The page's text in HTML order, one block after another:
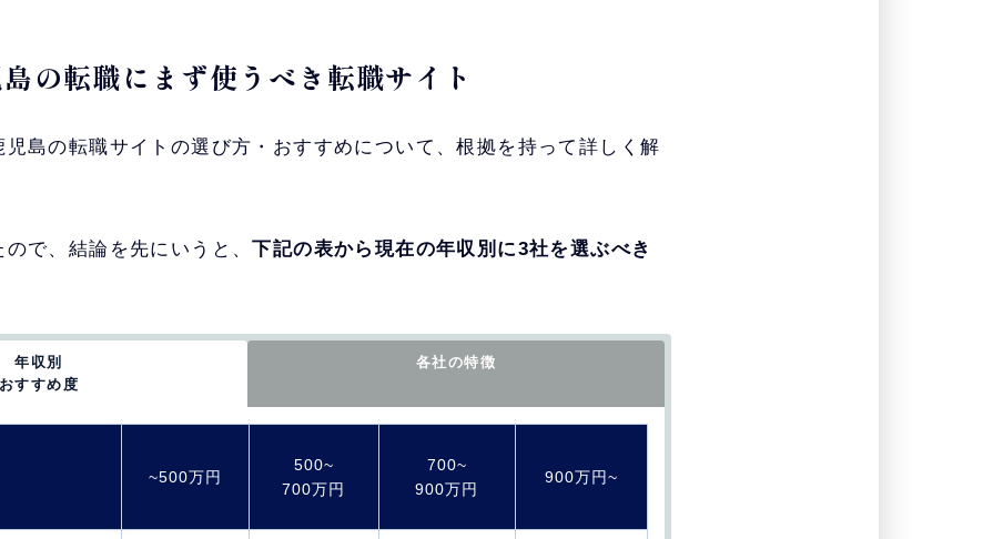
の転職にまず使うべき転職サイト
児島の転職サイトの選び方・おすすめについて、根拠を持って詳しく解
で、結論を先にいうと、下記の表から現在の年収別に3社を選ぶべき
年収別
おすすめ度
各社の特徴
~500万円
500~
700万円
700~
900万円
900万円~